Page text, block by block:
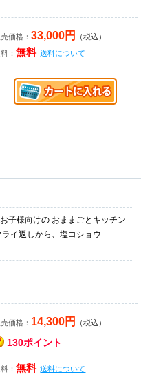
価格：33,000円 （税込）
：無料 送料について
子様向けの おままごとキッチン
イ返しから、塩コショウ
価格： 14,300円 （税込）
130ポイント
：無料 送料について